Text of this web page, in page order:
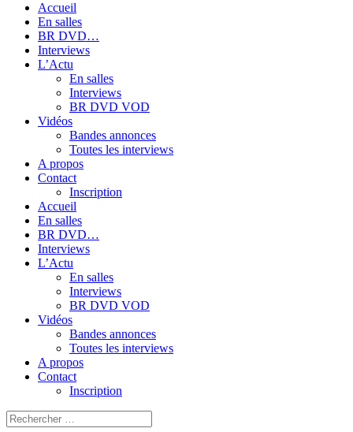
Accueil
En salles
BR DVD…
Interviews
L’Actu
En salles
Interviews
BR DVD VOD
Vidéos
Bandes annonces
Toutes les interviews
A propos
Contact
Inscription
Accueil
En salles
BR DVD…
Interviews
L’Actu
En salles
Interviews
BR DVD VOD
Vidéos
Bandes annonces
Toutes les interviews
A propos
Contact
Inscription